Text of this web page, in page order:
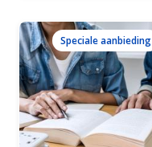
Speciale aanbieding